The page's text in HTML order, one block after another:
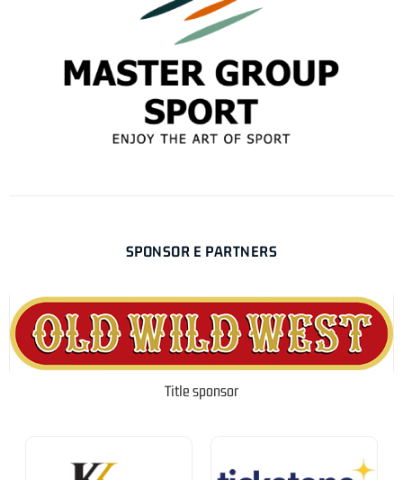
SPONSOR E PARTNERS
Title sponsor